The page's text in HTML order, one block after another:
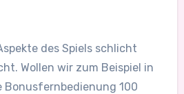
des Spiels schlicht
Wollen wir zum Beispiel in
Bonusfernbedienung 100